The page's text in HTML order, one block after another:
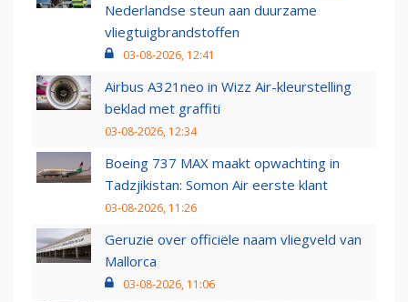
Nederlandse steun aan duurzame
vliegtuigbrandstoffen
03-08-2026, 12:41
Airbus A321neo in Wizz Air-kleurstelling
beklad met graffiti
03-08-2026, 12:34
Boeing 737 MAX maakt opwachting in
Tadzjikistan: Somon Air eerste klant
03-08-2026, 11:26
Geruzie over officiële naam vliegveld van
Mallorca
03-08-2026, 11:06